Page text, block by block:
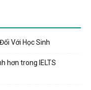
Với Học Sinh
hơn trong IELTS